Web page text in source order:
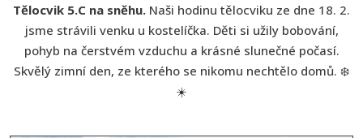
Tělocvik 5.C na sněhu. Naši hodinu tělocviku ze dne 18. 2.
jsme strávili venku u kostelíčka. Děti si užily bobování,
pohyb na čerstvém vzduchu a krásné slunečné počasí.
Skvělý zimní den, ze kterého se nikomu nechtělo domů. ❄️
☀️